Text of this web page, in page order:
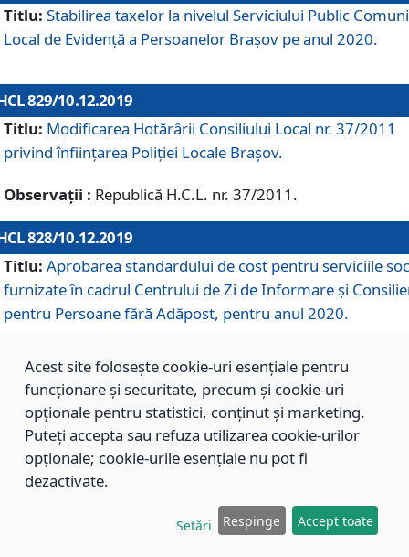
Titlu: Stabilirea taxelor la nivelul Serviciului Public
Local de Evidenţă a Persoanelor Braşov pe anul 2020.
829/10.12.2019
Titlu: Modificarea Hotărârii Consiliului Local nr. 37/2011
privind înființarea Poliției Locale Brașov.
Observații : Republică H.C.L. nr. 37/2011.
828/10.12.2019
Titlu: Aprobarea standardului de cost pentru serviciile
furnizate în cadrul Centrului de Zi de Informare și
pentru Persoane fără Adăpost, pentru anul 2020.
827/10.12.2019
Aprobarea standardului de cost pentru serviciile
furnizate în cadrul Centrului Rezidențial pentru Persoane
Adăpost, pentru anul 2020.
Aprobarea standardului de cost pentru serviciile
Acest site folosește cookie-uri esențiale pentru
funcționare și securitate, precum și cookie-uri
opționale pentru statistici, conținut și marketing.
Puteți accepta sau refuza utilizarea cookie-urilor
opționale; cookie-urile esențiale nu pot fi
dezactivate.
Setări Respinge Accept toate